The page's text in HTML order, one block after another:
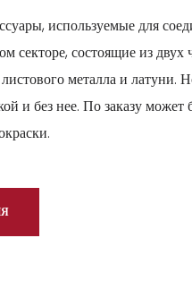
используемые для
секторе, состоящие из двух
металла и латуни.
и без нее. По заказу